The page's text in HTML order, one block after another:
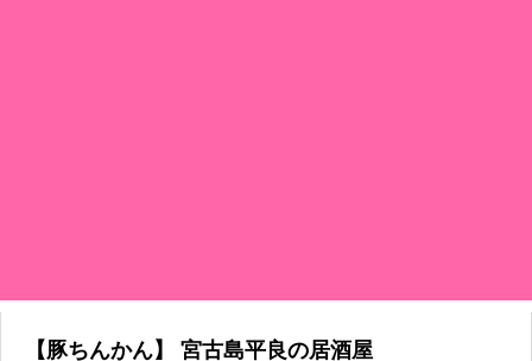
【豚ちんかん】 宮古島平良の居酒屋